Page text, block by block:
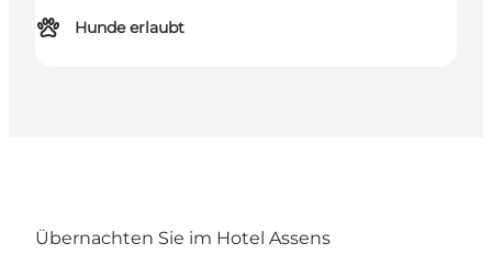
Hunde erlaubt
Übernachten Sie im Hotel Assens